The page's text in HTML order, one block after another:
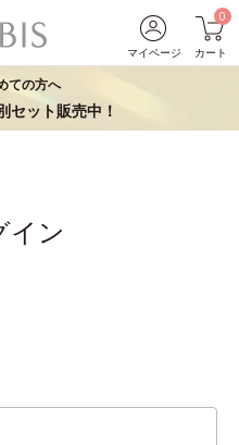
マイページ
0
カート
ての方へ
セット販売中！
イン